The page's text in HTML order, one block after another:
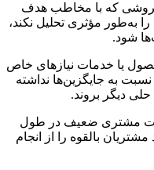
که با مخاطب هدف
به‌طور مؤثری تحلیل نکند،
شود.
یا خدمات نیازهای خاص
به جایگزین‌ها نداشته
دیگر بروند.
مشتری ضعیف در طول
بالقوه را از انجام